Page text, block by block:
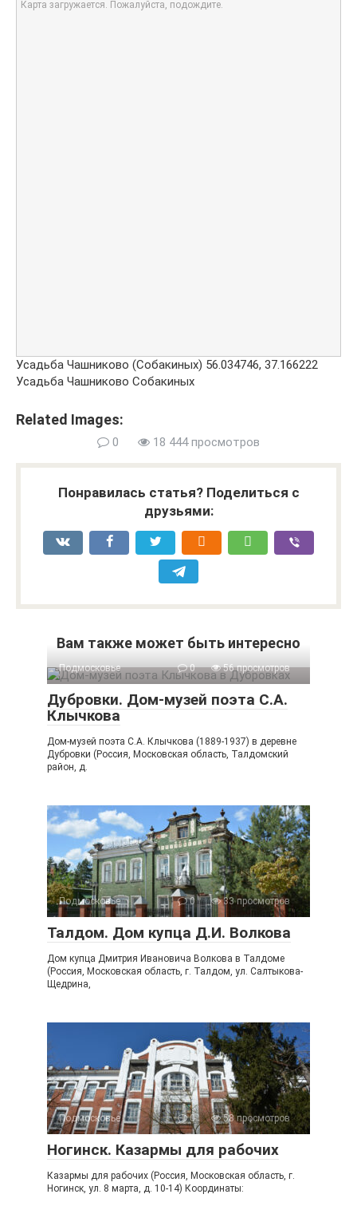
Карта загружается. Пожалуйста, подождите.
Усадьба Чашниково (Собакиных) 56.034746, 37.166222
Усадьба Чашниково Собакиных
Related Images:
0 18 444 просмотров
Понравилась статья? Поделиться с
друзьями:
Вам также может быть интересно
Подмосковье 0 56 просмотров
Дубровки. Дом-музей поэта С.А.
Клычкова
Дом-музей поэта С.А. Клычкова (1889-1937) в деревне
Дубровки (Россия, Московская область, Талдомский
район, д.
Подмосковье 0 33 просмотров
Талдом. Дом купца Д.И. Волкова
Дом купца Дмитрия Ивановича Волкова в Талдоме
(Россия, Московская область, г. Талдом, ул. Салтыкова-
Щедрина,
Подмосковье 0 58 просмотров
Ногинск. Казармы для рабочих
Казармы для рабочих (Россия, Московская область, г.
Ногинск, ул. 8 марта, д. 10-14) Координаты: